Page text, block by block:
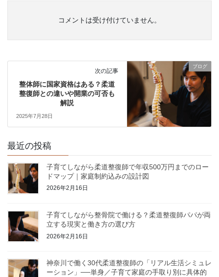
コメントは受け付けていません。
ブログ
次の記事
整体師に国家資格はある？柔道
整復師との違いや開業の可否も
解説
2025年7月28日
最近の投稿
子育てしながら柔道整復師で年収500万円までのロー
ドマップ｜家庭制約込みの設計図
2026年2月16日
子育てしながら整骨院で働ける？柔道整復師パパが両
立する現実と働き方の選び方
2026年2月16日
神奈川で働く30代柔道整復師の「リアル生活シミュレ
ーション」──単身／子育て家庭の手取り別に具体的